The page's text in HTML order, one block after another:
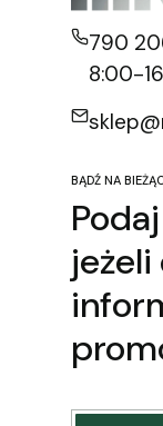
790
8:00-
BĄDŹ NA